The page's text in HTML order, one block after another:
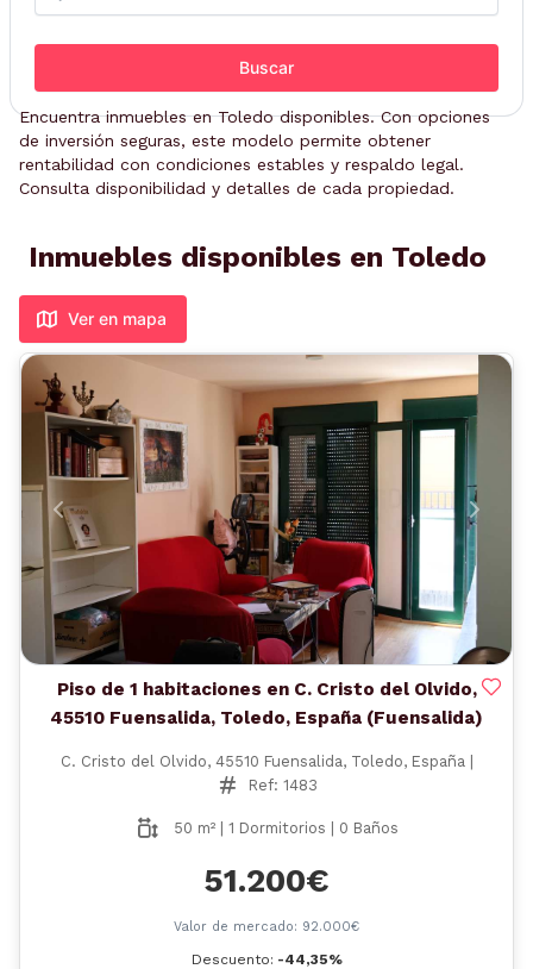
Buscar
Encuentra inmuebles en Toledo disponibles. Con opciones
de inversión seguras, este modelo permite obtener
rentabilidad con condiciones estables y respaldo legal.
Consulta disponibilidad y detalles de cada propiedad.
Inmuebles disponibles en Toledo
Ver en mapa
Anterior
Piso de 1 habitaciones en C. Cristo del Olvido,
45510 Fuensalida, Toledo, España (Fuensalida)
C. Cristo del Olvido, 45510 Fuensalida, Toledo, España |
Ref: 1483
50 m² | 1 Dormitorios | 0 Baños
51.200€
Valor de mercado: 92.000€
Descuento: -44,35%